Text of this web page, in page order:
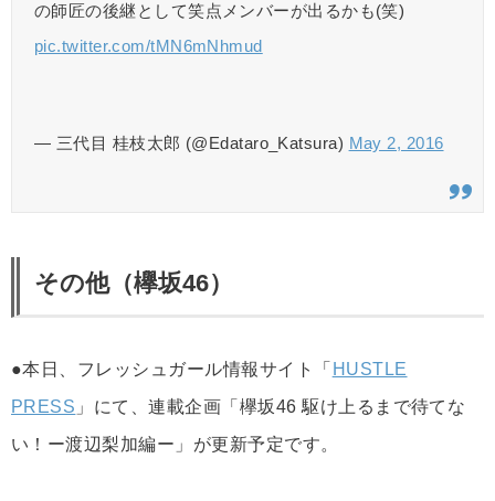
の師匠の後継として笑点メンバーが出るかも(笑)
pic.twitter.com/tMN6mNhmud
— 三代目 桂枝太郎 (@Edataro_Katsura) May 2, 2016
その他（欅坂46）
●本日、フレッシュガール情報サイト「 HUSTLE
PRESS 」にて、連載企画「欅坂46 駆け上るまで待てな
い！ー渡辺梨加編ー」が更新予定です。